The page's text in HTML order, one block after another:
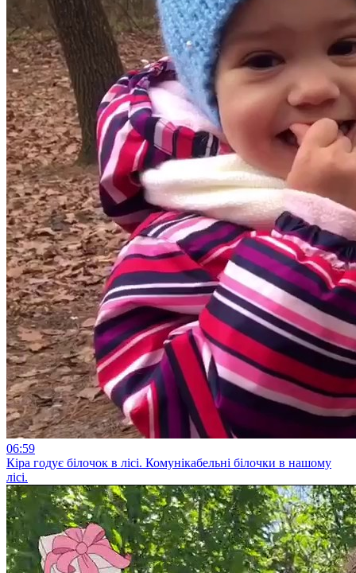
06:59
Кіра годує білочок в лісі. Комунікабельні білочки в нашому
лісі.